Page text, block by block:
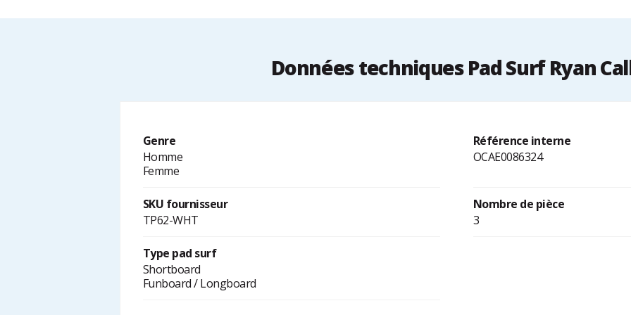
Données techniques Pad Surf Ryan
Genre
Homme
Femme
Référence interne
OCAE0086324
SKU fournisseur
TP62-WHT
Nombre de pièce
3
Type pad surf
Shortboard
Funboard / Longboard